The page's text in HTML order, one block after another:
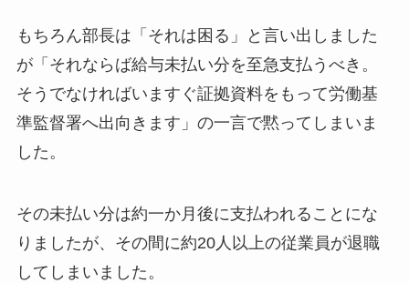
もちろん部長は「それは困る」と言い出しました
が「それならば給与未払い分を至急支払うべき。
そうでなければいますぐ証拠資料をもって労働基
準監督署へ出向きます」の一言で黙ってしまいま
した。
その未払い分は約一か月後に支払われることにな
りましたが、その間に約20人以上の従業員が退職
してしまいました。